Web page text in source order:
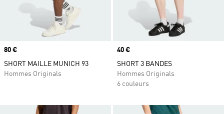
Prix
80 €
SHORT MAILLE MUNICH 93
Hommes Originals
Prix
40 €
SHORT 3 BANDES
Hommes Originals
6 couleurs